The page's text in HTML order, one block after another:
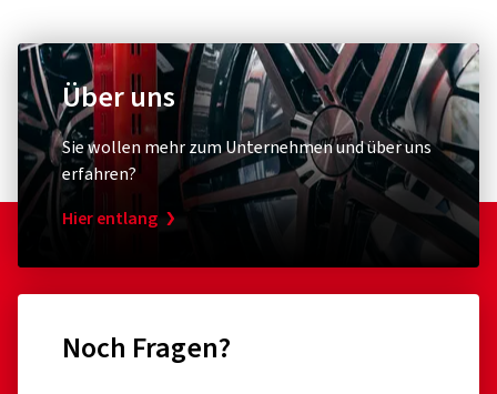
Über uns
Sie wollen mehr zum Unternehmen und über uns
erfahren?
Hier entlang
Noch Fragen?